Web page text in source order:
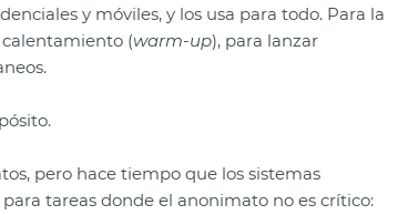
y móviles, y los usa para todo. Para la
calentamiento (warm-up), para lanzar
pero hace tiempo que los sistemas
tareas donde el anonimato no es crítico:
Los mejores sorteos creativos de
2026: qué funciona ahora